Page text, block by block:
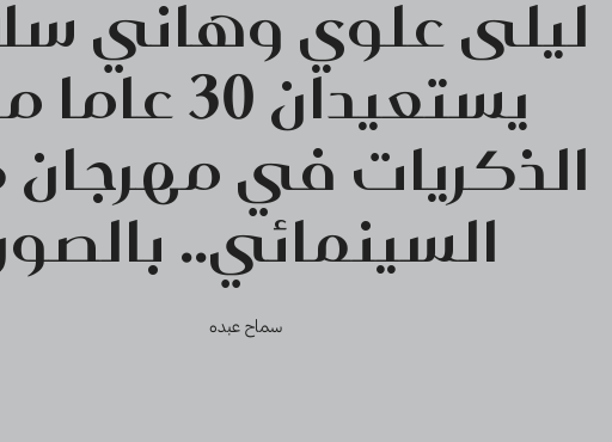
ليلى علوي وهاني
يستعيدان 30
الذكريات في
السينمائي..
سماح عبده